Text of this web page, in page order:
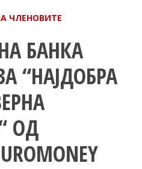
ЧЛЕНОВИТЕ
БАНКА
“НАЈДОБРА
ОД